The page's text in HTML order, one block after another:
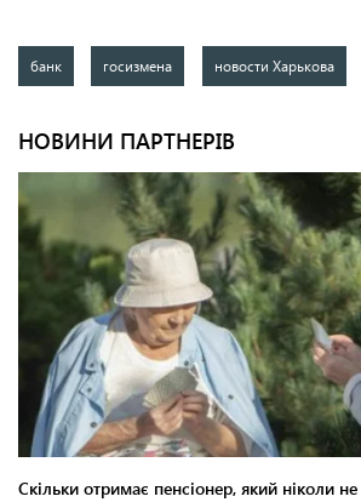
банк госизмена новости Харькова